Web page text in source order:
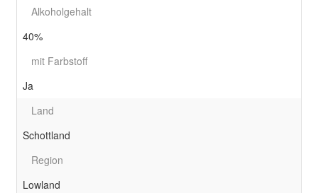
Alkoholgehalt
40%
mit Farbstoff
Ja
Land
Schottland
Region
Lowland